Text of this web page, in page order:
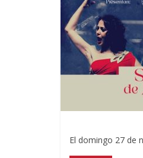
El domingo 27 de